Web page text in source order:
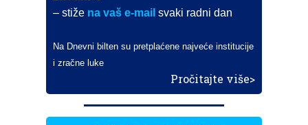
– stiže na vaš e-mail svaki radni dan
Na Dnevni bilten su pretplaćene najveće institucije
i zračne luke
Pročitajte više>